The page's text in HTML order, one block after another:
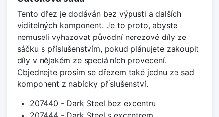
Tento dřez je dodáván bez výpusti a dalších
viditelných komponent. Je to proto, abyste
nemuseli vyhazovat původní nerezové díly ze
sáčku s příslušenstvím, pokud plánujete zakoupit
díly v nějakém ze speciálních provedení.
Objednejte prosím se dřezem také jednu ze sad
komponent z nabídky příslušenství.
207440 - Dark Steel bez excentru
207444 - Dark Steel s excentrem